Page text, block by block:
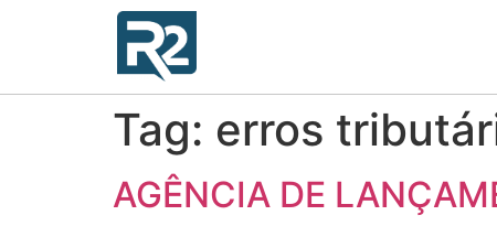
Tag: erros
AGÊNCIA DE